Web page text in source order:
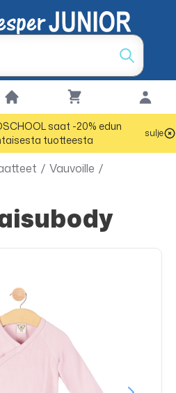
saat -20% edun
tuotteesta
sulje
/ Vauvoille /